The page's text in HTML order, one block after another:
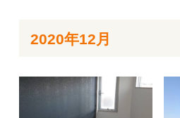
2020年12月